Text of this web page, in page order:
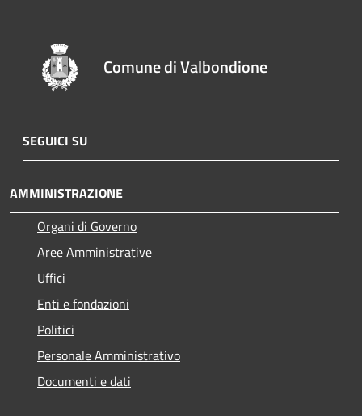
Comune di Valbondione
SEGUICI SU
AMMINISTRAZIONE
Organi di Governo
Aree Amministrative
Uffici
Enti e fondazioni
Politici
Personale Amministrativo
Documenti e dati